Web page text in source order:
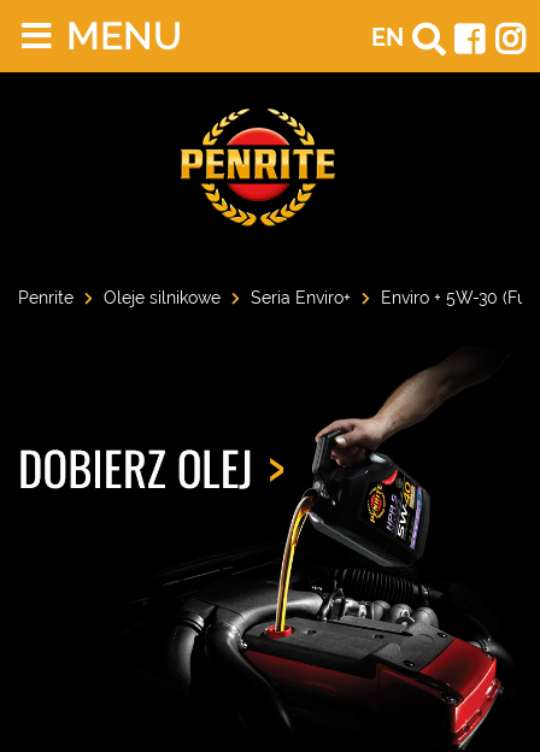
EN
MENU
Penrite Oleje silnikowe Seria Enviro+ Enviro + 5W-30